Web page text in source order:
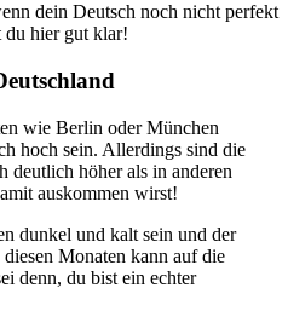
dein Deutsch noch nicht perfekt
du hier gut klar!
wie Berlin oder München
hoch sein. Allerdings sind die
deutlich höher als in anderen
auskommen wirst!
dunkel und kalt sein und der
Monaten kann auf die
denn, du bist ein echter